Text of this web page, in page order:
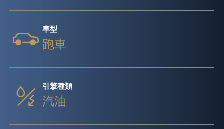
車型
跑車
引擎種類
汽油